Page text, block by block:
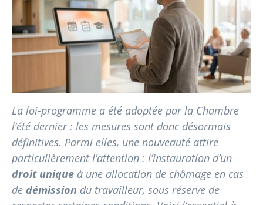
La loi-programme a été adoptée par la Chambre
l’été dernier : les mesures sont donc désormais
définitives. Parmi elles, une nouveauté attire
particulièrement l’attention : l’instauration d’un
droit unique à une allocation de chômage en cas
de démission du travailleur, sous réserve de